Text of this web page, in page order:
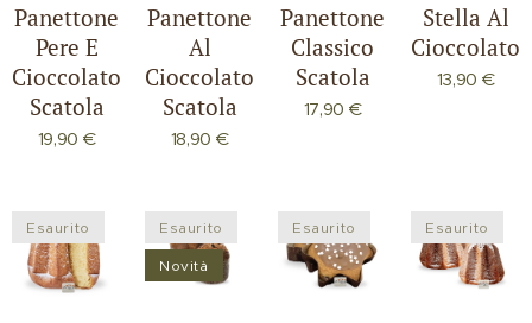
Panettone
Pere E
Cioccolato
Scatola
19,90 €
Panettone
Al
Cioccolato
Scatola
18,90 €
Panettone
Classico
Scatola
17,90 €
Stella Al
Cioccolato
13,90 €
Esaurito Esaurito
Novità
Esaurito Esaurito